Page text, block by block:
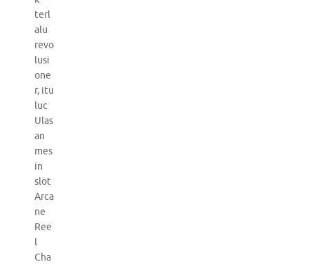
terl
alu
revo
lusi
one
r, itu
luc
Ulas
an
mes
in
slot
Arca
ne
Ree
l
Cha